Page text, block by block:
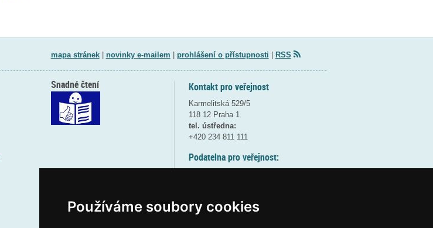
Používáme soubory cookies
mapa stránek| novinky e-mailem prohlášení o přístupnosti RSS
Kontakt pro veřejnost
Karmelitská 529/5
118 12 Praha 1
tel. ústředna:
+420 234 811 111
Podatelna pro veřejnost:
Snadné čtení